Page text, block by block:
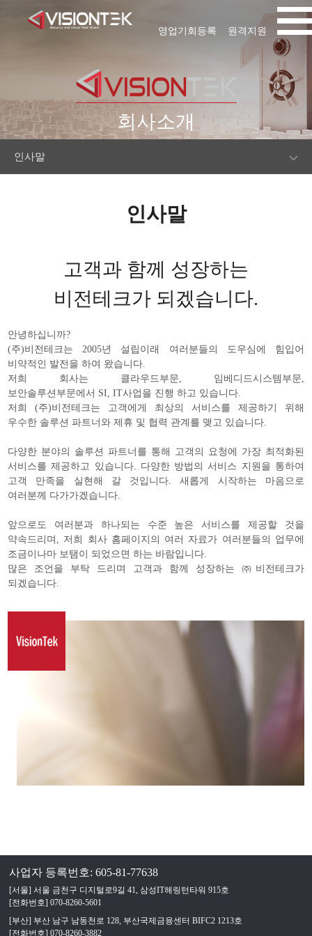
원격지원
영업기회등록
회사소개
인사말
인사말
고객과 함께 성장하는
비전테크가 되겠습니다.
안녕하십니까?
(주)비전테크는 2005년 설립이래 여러분들의 도우심에 힘입어
비약적인 발전을 하여 왔습니다.
저희 회사는 클라우드부문, 임베디드시스템부문,
보안솔루션부문에서 SI, IT사업을 진행 하고 있습니다.
저희 (주)비전테크는 고객에게 최상의 서비스를 제공하기 위해
우수한 솔루션 파트너와 제휴 및 협력 관계를 맺고 있습니다.
다양한 분야의 솔루션 파트너를 통해 고객의 요청에 가장 최적화된
서비스를 제공하고 있습니다. 다양한 방법의 서비스 지원을 통하여
고객 만족을 실현해 갈 것입니다. 새롭게 시작하는 마음으로
여러분께 다가가겠습니다.
앞으로도 여러분과 하나되는 수준 높은 서비스를 제공할 것을
약속드리며, 저희 회사 홈페이지의 여러 자료가 여러분들의 업무에
조금이나마 보탬이 되었으면 하는 바람입니다.
많은 조언을 부탁 드리며 고객과 함께 성장하는 ㈜비전테크가
되겠습니다.
사업자 등록번호: 605-81-77638
[서울] 서울 금천구 디지털로9길 41, 삼성IT해링턴타워 915호
[전화번호] 070-8260-5601
[부산] 부산 남구 남동천로 128, 부산국제금융센터 BIFC2 1213호
[전화번호] 070-8260-3882